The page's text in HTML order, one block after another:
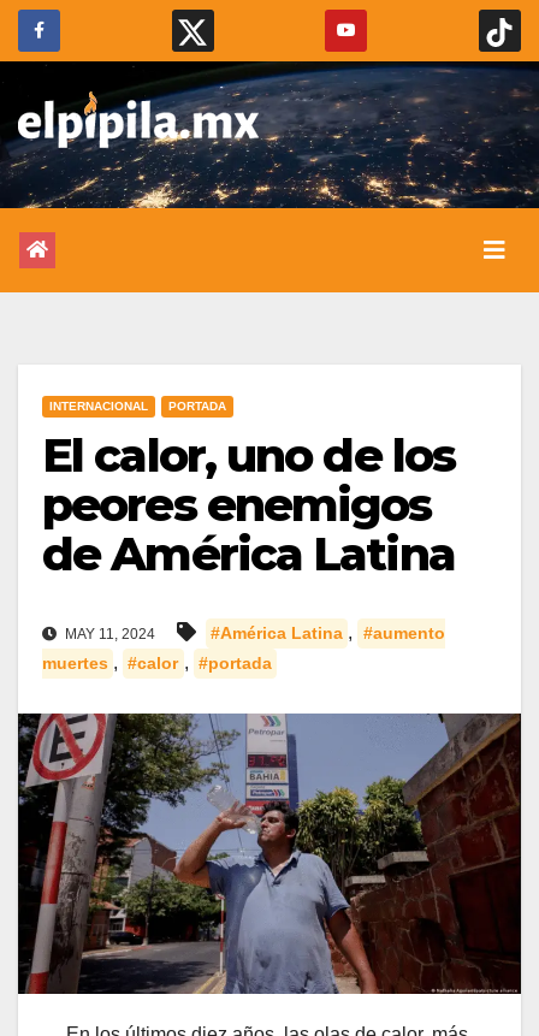
INTERNACIONAL PORTADA
El calor, uno de los
peores enemigos
de América Latina
MAY 11, 2024 #América Latina ,
#aumento
muertes , #calor , #portada